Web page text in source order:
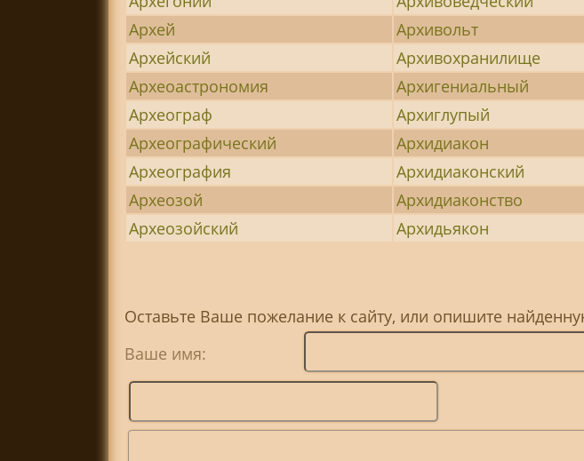
Архей
Архивольт
Архейский
Архивохранилище
Археоастрономия
Архигениальный
Археограф
Архиглупый
Археографический
Архидиакон
Археография
Архидиаконский
Археозой
Архидиаконство
Археозойский
Архидьякон
Оставьте Ваше пожелание к сайту, или опишите
Ваше имя: